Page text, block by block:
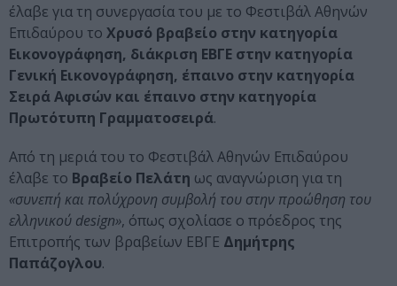
έλαβε για τη συνεργασία του με το Φεστιβάλ Αθηνών
Επιδαύρου το Χρυσό βραβείο στην κατηγορία
Εικονογράφηση, διάκριση ΕΒΓΕ στην κατηγορία
Γενική Εικονογράφηση, έπαινο στην κατηγορία
Σειρά Αφισών και έπαινο στην κατηγορία
Πρωτότυπη Γραμματοσειρά.
Από τη μεριά του το Φεστιβάλ Αθηνών Επιδαύρου
έλαβε το Βραβείο Πελάτη ως αναγνώριση για τη
«συνεπή και πολύχρονη συμβολή του στην προώθηση του
ελληνικού design», όπως σχολίασε ο πρόεδρος της
Επιτροπής των βραβείων ΕΒΓΕ Δημήτρης
Παπάζογλου.